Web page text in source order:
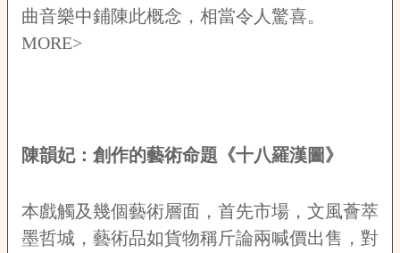
曲音樂中鋪陳此概念，相當令人驚喜。
MORE>
陳韻妃：創作的藝術命題《十八羅漢圖》
本戲觸及幾個藝術層面，首先市場，文風薈萃
墨哲城，藝術品如貨物稱斤論兩喊價出售，對